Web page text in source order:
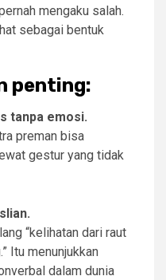
mengaku salah.
sebagai bentuk
penting:
tanpa emosi.
preman bisa
gestur yang tidak
“kelihatan dari raut
Itu menunjukkan
dalam dunia